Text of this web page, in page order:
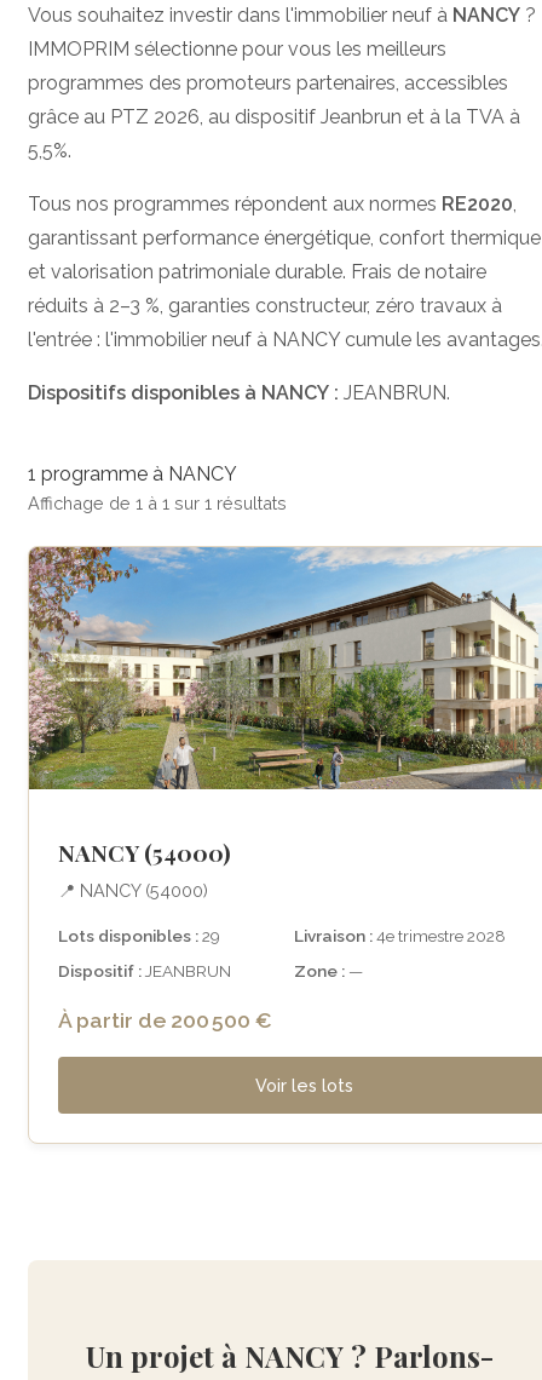
Vous souhaitez investir dans l'immobilier neuf à NANCY ?
IMMOPRIM sélectionne pour vous les meilleurs
programmes des promoteurs partenaires, accessibles
grâce au PTZ 2026, au dispositif Jeanbrun et à la TVA à
5,5%.
Tous nos programmes répondent aux normes RE2020,
garantissant performance énergétique, confort thermique
et valorisation patrimoniale durable. Frais de notaire
réduits à 2–3 %, garanties constructeur, zéro travaux à
l'entrée : l'immobilier neuf à NANCY cumule les
Dispositifs disponibles à NANCY : JEANBRUN.
1 programme à NANCY
Affichage de 1 à 1 sur 1 résultats
NANCY (54000)
📍 NANCY (54000)
Lots disponibles :29 Livraison :4e trimestre 2028
Dispositif : JEANBRUN Zone : —
À partir de 200 500 €
Voir les lots
Un projet à NANCY ? Parlons-